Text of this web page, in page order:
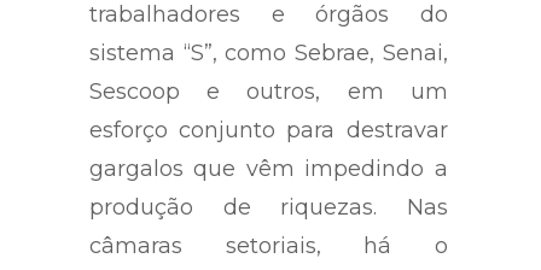
trabalhadores e órgãos do
sistema “S”, como Sebrae, Senai,
Sescoop e outros, em um
esforço conjunto para destravar
gargalos que vêm impedindo a
produção de riquezas. Nas
câmaras setoriais, há o